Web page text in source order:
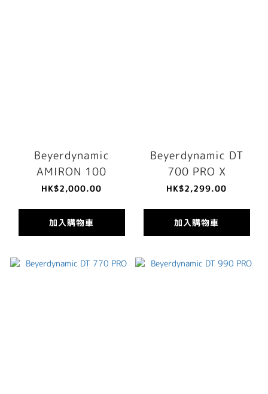
Beyerdynamic
AMIRON 100
HK$2,000.00
加入購物車
Beyerdynamic DT
700 PRO X
HK$2,299.00
加入購物車